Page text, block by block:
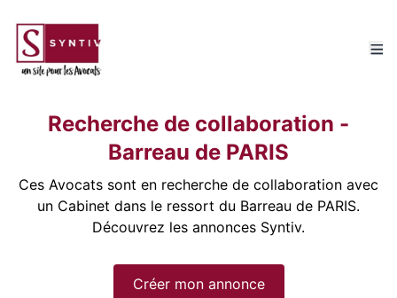
Recherche de collaboration -
Barreau de PARIS
Ces Avocats sont en recherche de collaboration avec
un Cabinet dans le ressort du Barreau de PARIS.
Découvrez les annonces Syntiv.
Créer mon annonce